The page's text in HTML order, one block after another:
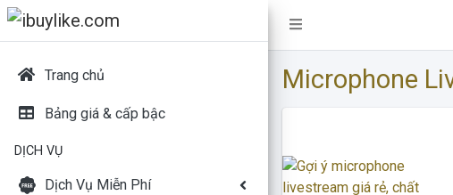
Trang chủ
Bảng giá & cấp bậc
DỊCH VỤ
Dịch Vụ Miễn Phí
Microphone